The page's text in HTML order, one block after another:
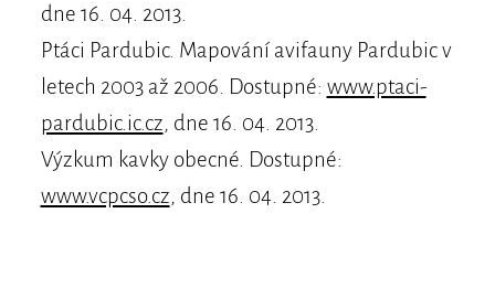
dne 16. 04. 2013.
Ptáci Pardubic. Mapování avifauny Pardubic v
letech 2003 až 2006. Dostupné: www.ptaci-
pardubic.ic.cz, dne 16. 04. 2013.
Výzkum kavky obecné. Dostupné:
www.vcpcso.cz, dne 16. 04. 2013.